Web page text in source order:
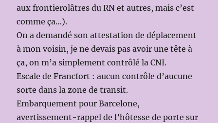
aux frontierolâtres du RN et autres, mais c’est
comme ça…).
On a demandé son attestation de déplacement
à mon voisin, je ne devais pas avoir une tête à
ça, on m’a simplement contrôlé la CNI.
Escale de Francfort : aucun contrôle d’aucune
sorte dans la zone de transit.
Embarquement pour Barcelone,
avertissement-rappel de l’hôtesse de porte sur